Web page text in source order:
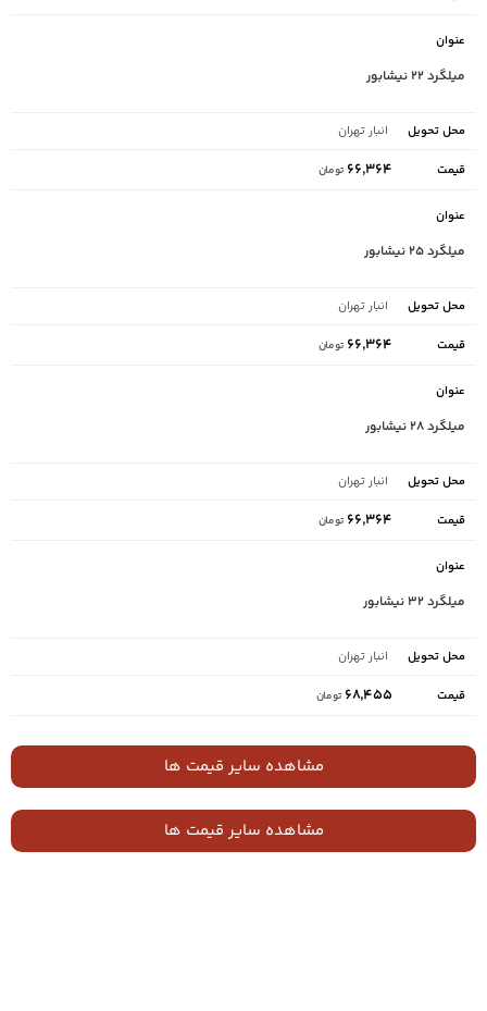
میلگرد ۲۲ نیشابور
انبار تهران
۶۶,۳۶۴ تومان
میلگرد ۲۵ نیشابور
انبار تهران
۶۶,۳۶۴ تومان
میلگرد ۲۸ نیشابور
انبار تهران
۶۶,۳۶۴ تومان
میلگرد ۳۲ نیشابور
انبار تهران
۶۸,۴۵۵ تومان
مشاهده سایر قیمت ها
مشاهده سایر قیمت ها